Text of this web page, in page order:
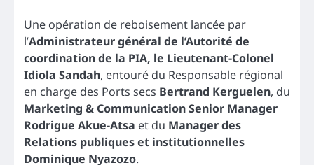
Une opération de reboisement lancée par
l’Administrateur général de l’Autorité de
coordination de la PIA, le Lieutenant-Colonel
Idiola Sandah, entouré du Responsable régional
en charge des Ports secs Bertrand Kerguelen, du
Marketing & Communication Senior Manager
Rodrigue Akue-Atsa et du Manager des
Relations publiques et institutionnelles
Dominique Nyazozo.